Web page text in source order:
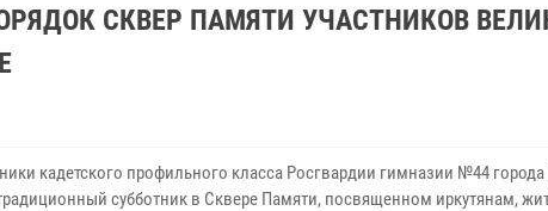
СКВЕР ПАМЯТИ УЧАСТНИКОВ
кадетского профильного класса Росгвардии гимназии №44 города
субботник в Сквере Памяти, посвященном иркутянам,